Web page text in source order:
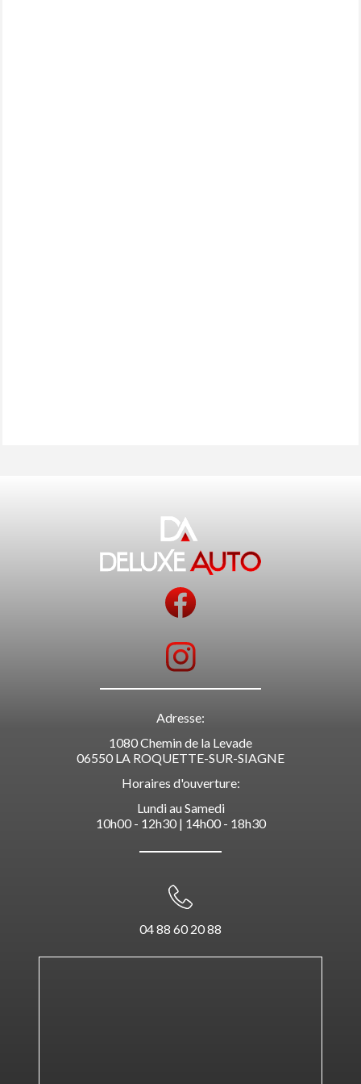
Adresse:
1080 Chemin de la Levade
06550 LA ROQUETTE-SUR-SIAGNE
Horaires d'ouverture:
Lundi au Samedi
10h00 - 12h30 | 14h00 - 18h30
04 88 60 20 88